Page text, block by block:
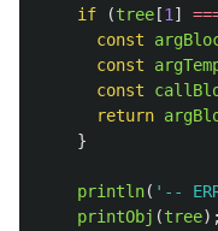
if
(tree [1 ]
const
const
const
return
}
println( ' --
printObj (tree);